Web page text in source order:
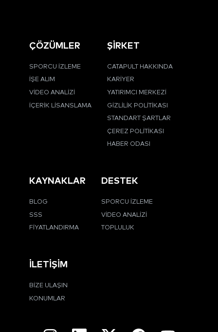
ÇÖZÜMLER
SPORCU İZLEME
İŞE ALIM
VIDEO ANALIZI
İÇERIK LISANSLAMA
ŞİRKET
CATAPULT HAKKINDA
KARIYER
YATIRIMCI MERKEZI
GIZLILIK POLITIKASI
STANDART ŞARTLAR
ÇEREZ POLITIKASI
HABER ODASI
KAYNAKLAR
BLOG
SSS
FIYATLANDIRMA
DESTEK
SPORCU İZLEME
VIDEO ANALIZI
TOPLULUK
İLETIŞIM
BIZE ULAŞIN
KONUMLAR